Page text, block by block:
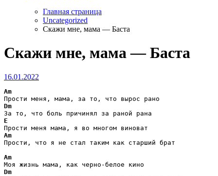
Главная страница
Uncategorized
Скажи мне, мама — Баста
Скажи мне, мама — Баста
16.01.2022
Am
Dm
E
Am
Прости, что я не стал таким как старший брат
Am
Dm